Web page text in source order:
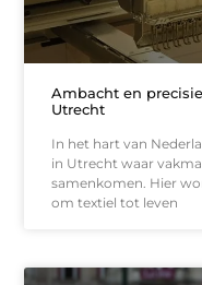
Ambacht en
Utrecht
In het hart van
in Utrecht waar
samenkomen. Hier
om textiel tot leven